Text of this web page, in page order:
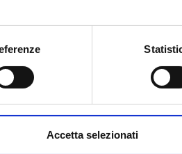
geografica, con
momento dalla Dichiarazione
Accetta selezionati